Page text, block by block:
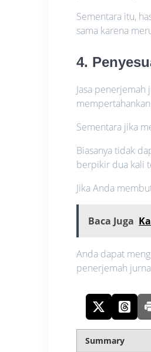
Sementara itu,
sama karena
4.
Jasa
Sementara jika
Biasanya tidak
berpikir dua kali
Jika Anda
Baca Juga
Anda dapat
penerjemah
Summary